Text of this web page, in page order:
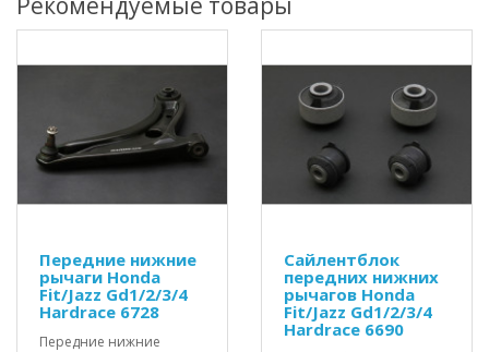
Передние нижние
рычаги Honda
Fit/Jazz Gd1/2/3/4
Hardrace 6728
Передние нижние
Сайлентблок
передних нижних
рычагов Honda
Fit/Jazz Gd1/2/3/4
Hardrace 6690